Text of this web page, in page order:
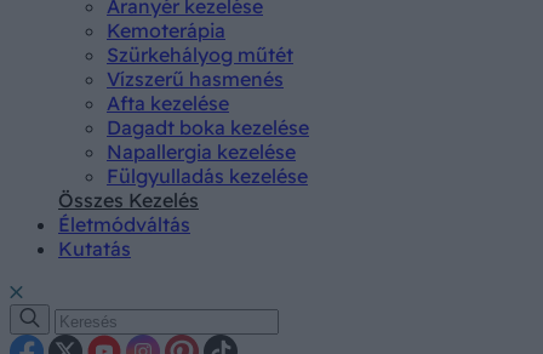
Aranyér kezelése
Kemoterápia
Szürkehályog műtét
Vízszerű hasmenés
Afta kezelése
Dagadt boka kezelése
Napallergia kezelése
Fülgyulladás kezelése
Összes Kezelés
Életmódváltás
Kutatás